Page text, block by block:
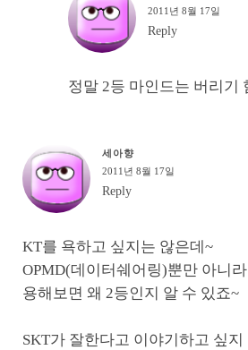
2011년 8월 17일
Reply
정말 2등 마인드는 버리기
세아향
2011년 8월 17일
Reply
KT를 욕하고 싶지는 않은데~
OPMD(데이터쉐어링)뿐만 아니
용해보면 왜 2등인지 알 수 있죠~
SKT가 잘한다고 이야기하고 싶